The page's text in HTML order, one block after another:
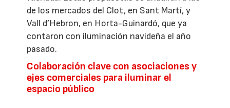
de los mercados del Clot, en Sant Martí, y
Vall d’Hebron, en Horta-Guinardó, que ya
contaron con iluminación navideña el año
pasado.
Colaboración clave con asociaciones y
ejes comerciales para iluminar el
espacio público